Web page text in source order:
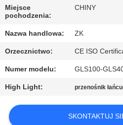
PO
FABRYCE
KONTROLA
JAKOŚCI
SKONTAKTUJ
Miejsce
pochodzenia:
CHINY
Nazwa handlowa: ZK
Orzecznictwo: CE ISO
Numer modelu: GLS100-
High Light: przenośnik
SKONTAKTUJ